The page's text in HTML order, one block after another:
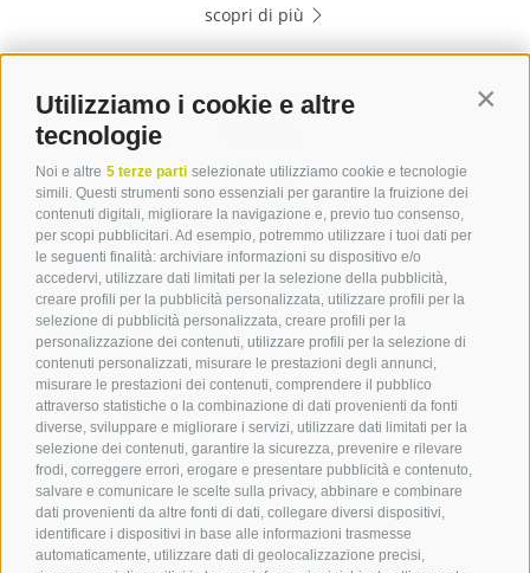
Utilizziamo i cookie e altre
tecnologie
Noi e altre 5 terze parti selezionate utilizziamo cookie e tecnologie
simili. Questi strumenti sono essenziali per garantire la fruizione dei
contenuti digitali, migliorare la navigazione e, previo tuo consenso,
per scopi pubblicitari. Ad esempio, potremmo utilizzare i tuoi dati per
le seguenti finalità: archiviare informazioni su dispositivo e/o
accedervi, utilizzare dati limitati per la selezione della pubblicità,
creare profili per la pubblicità personalizzata, utilizzare profili per la
selezione di pubblicità personalizzata, creare profili per la
personalizzazione dei contenuti, utilizzare profili per la selezione di
contenuti personalizzati, misurare le prestazioni degli annunci,
misurare le prestazioni dei contenuti, comprendere il pubblico
attraverso statistiche o la combinazione di dati provenienti da fonti
diverse, sviluppare e migliorare i servizi, utilizzare dati limitati per la
selezione dei contenuti, garantire la sicurezza, prevenire e rilevare
frodi, correggere errori, erogare e presentare pubblicità e contenuto,
salvare e comunicare le scelte sulla privacy, abbinare e combinare
dati provenienti da altre fonti di dati, collegare diversi dispositivi,
identificare i dispositivi in base alle informazioni trasmesse
automaticamente, utilizzare dati di geolocalizzazione precisi,
scopri di più
Contatto
Associazione Turistica
Terlano
P.zza Dott. Weiser 2
39018 Terlano BZ
Tel. 0471 257 165
info@terlan.info